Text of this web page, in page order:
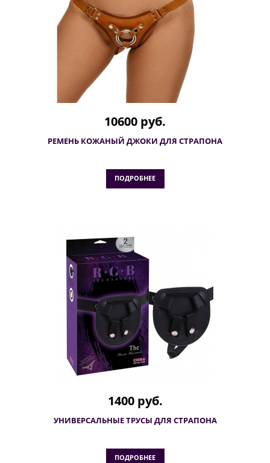
10600 руб.
РЕМЕНЬ КОЖАНЫЙ ДЖОКИ ДЛЯ СТРАПОНА
ПОДРОБНЕЕ
1400 руб.
УНИВЕРСАЛЬНЫЕ ТРУСЫ ДЛЯ СТРАПОНА
ПОДРОБНЕЕ